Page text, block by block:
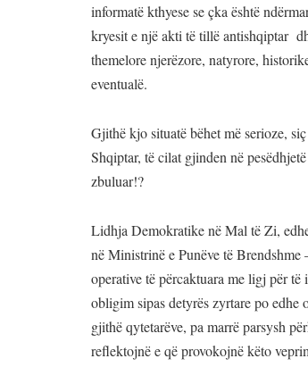
informatë kthyese se çka është
kryesit e një akti të tillë antishqiptar
themelore njerëzore, natyrore,
eventualë.
Gjithë kjo situatë bëhet më serioze,
Shqiptar, të cilat gjinden në
zbuluar!?
Lidhja Demokratike në Mal të Zi,
në Ministrinë e Punëve të
operative të përcaktuara me ligj për
obligim sipas detyrës zyrtare po
gjithë qytetarëve, pa marrë parsysh
reflektojnë e që provokojnë këto